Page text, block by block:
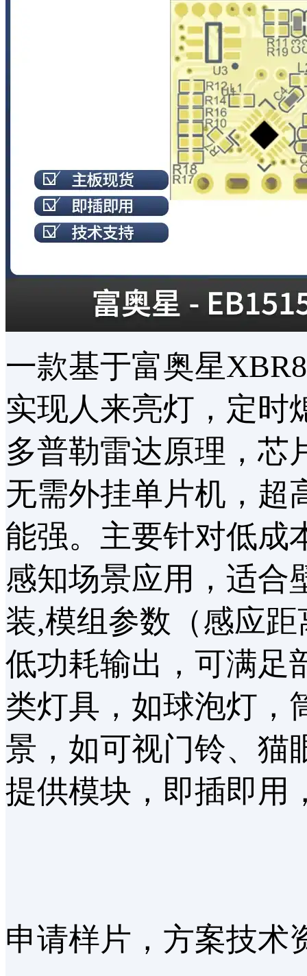
一款基于富奥星
实现人来亮灯，定时
多普勒雷达原理，芯
无需外挂单片机，超
能强。主要针对低成
感知场景应用，适合
装,模组参数（感应
低功耗输出，可满足
类灯具，如球泡灯，
景，如可视门铃、猫
提供模块，即插即用
申请样片，方案技术